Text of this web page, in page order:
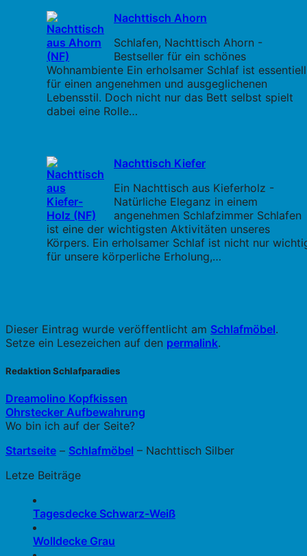
Nachttisch Ahorn
Schlafen, Nachttisch Ahorn -
Bestseller für ein schönes
Wohnambiente Ein erholsamer Schlaf ist essentiell
für einen angenehmen und ausgeglichenen
Lebensstil. Doch nicht nur das Bett selbst spielt
dabei eine Rolle…
Nachttisch Kiefer
Ein Nachttisch aus Kieferholz -
Natürliche Eleganz in einem
angenehmen Schlafzimmer Schlafen
ist eine der wichtigsten Aktivitäten unseres
Körpers. Ein erholsamer Schlaf ist nicht nur
für unsere körperliche Erholung,…
Dieser Eintrag wurde veröffentlicht am Schlafmöbel.
Setze ein Lesezeichen auf den permalink.
Redaktion Schlafparadies
Dreamolino Kopfkissen
Ohrstecker Aufbewahrung
Wo bin ich auf der Seite?
Startseite – Schlafmöbel – Nachttisch Silber
Letze Beiträge
Tagesdecke Schwarz-Weiß
Wolldecke Grau